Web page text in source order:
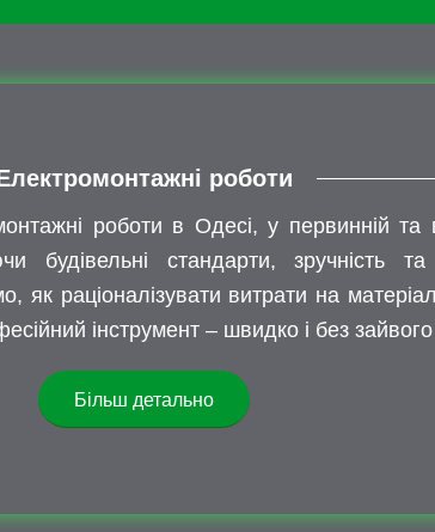
роботи
роботи в Одесі, у первинній та
будівельні стандарти, зручність та
як раціоналізувати витрати на
інструмент – швидко і без
Більш детально